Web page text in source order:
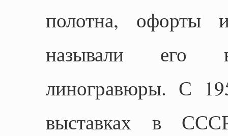
полотна, офорты
называли его
линогравюры. С
выставках в